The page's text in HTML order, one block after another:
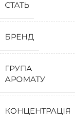
СТАТЬ
БРЕНД
ГРУПА
АРОМАТУ
КОНЦЕНТРАЦІЯ